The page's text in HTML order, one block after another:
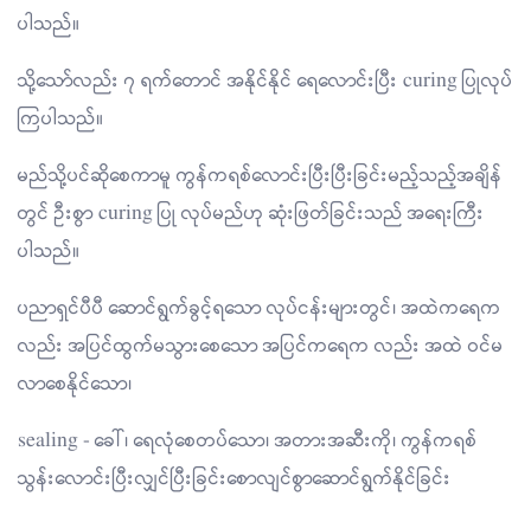
ပါသည်။
သို့သော်လည်း ၇ ရက်တောင် အနိုင်နိုင် ရေလောင်းပြီး curing ပြုလုပ်
ကြပါသည်။
မည်သို့ပင်ဆိုစေကာမူ ကွန်ကရစ်လောင်းပြီးပြီးခြင်းမည့်သည့်အချိန်
တွင် ဦးစွာ curing ပြု လုပ်မည်ဟု ဆုံးဖြတ်ခြင်းသည် အရေးကြီး
ပါသည်။
ပညာရှင်ပီပီ ဆောင်ရွက်ခွင့်ရသော လုပ်ငန်းများတွင်၊ အထဲကရေက
လည်း အပြင်ထွက်မသွားစေသော အပြင်ကရေက လည်း အထဲ ဝင်မ
လာစေနိုင်သော၊
sealing - ခေါ်၊ ရေလုံစေတပ်သော၊ အတားအဆီးကို၊ ကွန်ကရစ်
သွန်းလောင်းပြီးလျှင်ပြီးခြင်းစောလျင်စွာဆောင်ရွက်နိုင်ခြင်း